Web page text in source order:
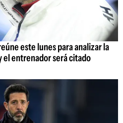
este lunes para analizar la
el entrenador será citado